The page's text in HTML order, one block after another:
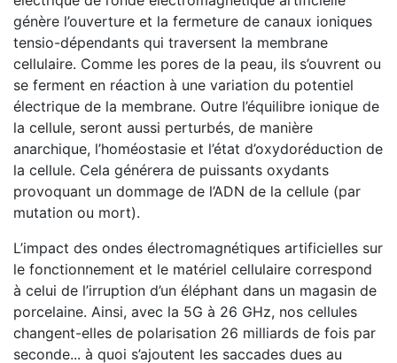
génère l’ouverture et la fermeture de canaux ioniques
tensio-dépendants qui traversent la membrane
cellulaire. Comme les pores de la peau, ils s’ouvrent ou
se ferment en réaction à une variation du potentiel
électrique de la membrane. Outre l’équilibre ionique de
la cellule, seront aussi perturbés, de manière
anarchique, l’homéostasie et l’état d’oxydoréduction de
la cellule. Cela générera de puissants oxydants
provoquant un dommage de l’ADN de la cellule (par
mutation ou mort).
L’impact des ondes électromagnétiques artificielles sur
le fonctionnement et le matériel cellulaire correspond
à celui de l’irruption d’un éléphant dans un magasin de
porcelaine. Ainsi, avec la 5G à 26 GHz, nos cellules
changent-elles de polarisation 26 milliards de fois par
seconde... à quoi s’ajoutent les saccades dues au